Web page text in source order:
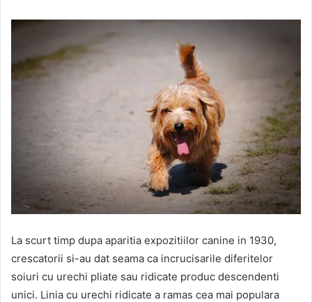
La scurt timp dupa aparitia expozitiilor canine in 1930,
crescatorii si-au dat seama ca incrucisarile diferitelor
soiuri cu urechi pliate sau ridicate produc descendenti
unici. Linia cu urechi ridicate a ramas cea mai populara